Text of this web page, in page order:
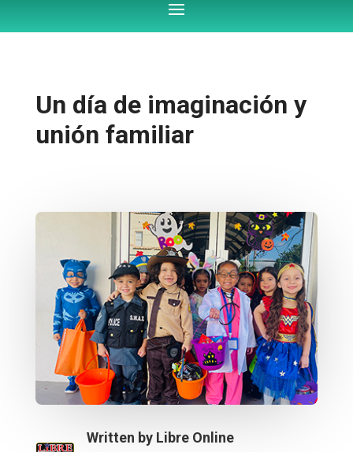
Un día de imaginación y
unión familiar
Written by Libre Online